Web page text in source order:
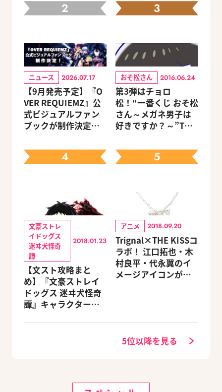
2
ニュース 2026.07.17
【9月発売予定】『O
VER REQUIEMZ』公
式ビジュアルファン
ブックが制作決定！
る豪華グッズ付き限
定セットも同時発売
3
おそ松さん 2016.06.24
第3弾はチョロ
松！“一番くじ おそ松
さん～メガネ男子は
好きですか？～”Twit
4
文豪ストレ
イドッグス
迷ヰ犬怪奇
譚
2018.01.23
【文スト攻略まと
め】『文豪ストレイ
ドッグス 迷ヰ犬怪奇
譚』キャラクターの
5
アニメ 2018.09.20
Trignal×THE KISSコ
ラボ！ 江口拓也・木
村良平・代永翼のイ
メージアイコンが刻
5位以降を見る